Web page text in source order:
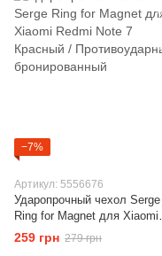
−7%
Артикул: 5556676
Ударопрочный чехол Serge
Ring for Magnet для Xiaomi
Redmi Note 7 Красный /
Противоударный,
259 грн 279 грн